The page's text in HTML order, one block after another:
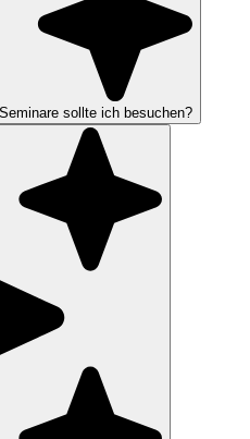
sollte ich besuchen?